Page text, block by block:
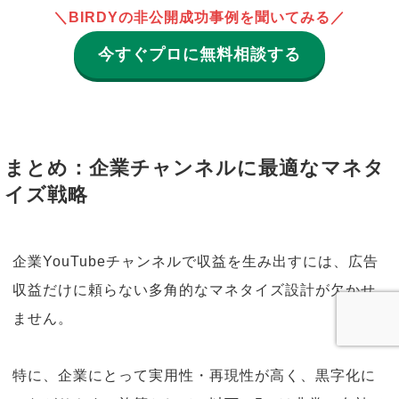
＼BIRDYの非公開成功事例を聞いてみる／
今すぐプロに無料相談する
まとめ：企業チャンネルに最適なマネタ
イズ戦略
企業YouTubeチャンネルで収益を生み出すには、広告
収益だけに頼らない多角的なマネタイズ設計が欠かせ
ません。
特に、企業にとって実用性・再現性が高く、黒字化に